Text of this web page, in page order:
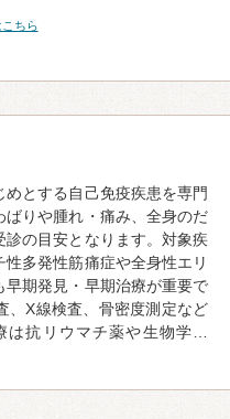
ちら
とする自己免疫疾患を専門
りや腫れ・痛み、全身のだ
の目安となります。対象疾
多発性筋痛症や全身性エリ
期発見・早期治療が重要で
、X線検査、骨密度測定など
は抗リウマチ薬や生物学…